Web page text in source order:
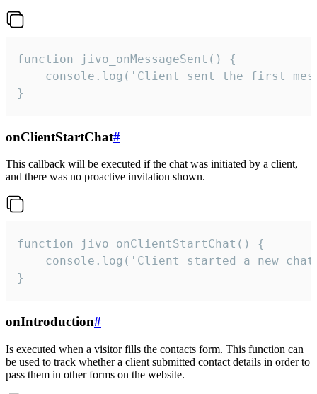
function jivo_onMessageSent() {
console.log('Client sent the first
}
onClientStartChat#
This callback will be executed if the chat was initiated by a client,
and there was no proactive invitation shown.
function jivo_onClientStartChat() {
console.log('Client started a new
}
onIntroduction#
Is executed when a visitor fills the contacts form. This function can
be used to track whether a client submitted contact details in order to
pass them in other forms on the website.